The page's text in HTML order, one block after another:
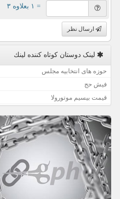
= ۱ بعلاوه ۳
ارسال نظر
لینک دوستان كوتاه كننده لینك
حوزه های انتخابیه مجلس
فیش حج
قیمت بیسیم موتورولا